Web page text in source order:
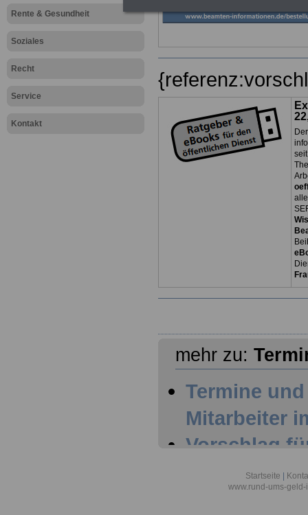
Rente & Gesundheit
Soziales
Recht
Service
Kontakt
mehr zu:
Termine
Mitarbeiter
Vorschlag
öffentlicher
Startseite
www.rund-ums-